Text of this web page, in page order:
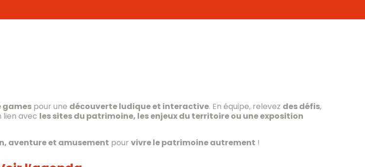
gamespour une découverte ludique et interactive. En équipe, relevez des défis,
lien avec les sites du patrimoine, les enjeux du territoire ou une exposition
aventure et amusement pour vivre le patrimoine autrement !